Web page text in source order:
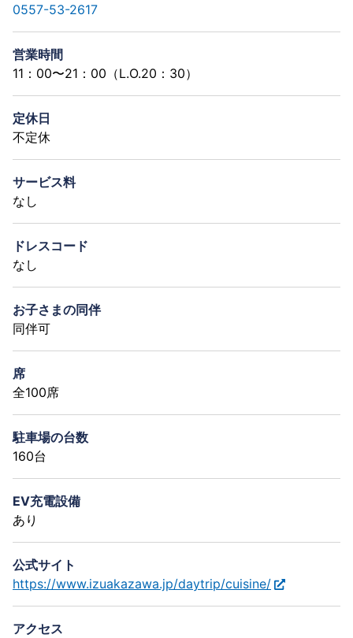
0557-53-2617
営業時間
11：00〜21：00（L.O.20：30）
定休日
不定休
サービス料
なし
ドレスコード
なし
お子さまの同伴
同伴可
席
全100席
駐車場の台数
160台
EV充電設備
あり
公式サイト
https://www.izuakazawa.jp/daytrip/cuisine/
アクセス